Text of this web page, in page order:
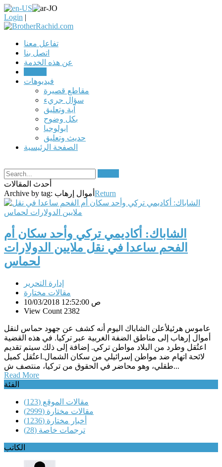
Login |
تفاعل معنا
اتصل بنا
عن هذه الخدمة
فيديوهات
مقاطع قصيرة
سؤال جريء
آية وتعليق
بكل وضوح
ابولوجيا
حديث وتعليق
الصفحة الرئيسية
أحدث المقالات
Archive by tag: أموال إرهاب Return
الشاباك: أكاديمي تركي وأحد سكان أم
الفحم ساعدا في نقل ملايين الدولارات
لحماس
إدارة التحرير
مقالات مختارة
10/03/2018 12:52:00 ص
View Count 2382
عاموس هرئيلأعلن الشاباك اليوم أنه كشف عن جهود حماس لنقل
أموال إرهاب إلى مناطق الضفة الغربية عبر تركيا. في هذه القضية
اعتُقل وطرد من البلاد مواطن تركي. إضافة إلى ذلك سيتم تقديم
لائحة اتهام ضد مواطن إسرائيلي من سكان الشمال.اعتُقل كميل
طقلي، وهو محاضر في الحقوق من تركيا، منتصف ش...
Read More
الفئة
مقالات الموقع (123)
مقالات مختارة (2999)
أخبار مختارة (1236)
ترجمات خاصة (28)
الكاتب